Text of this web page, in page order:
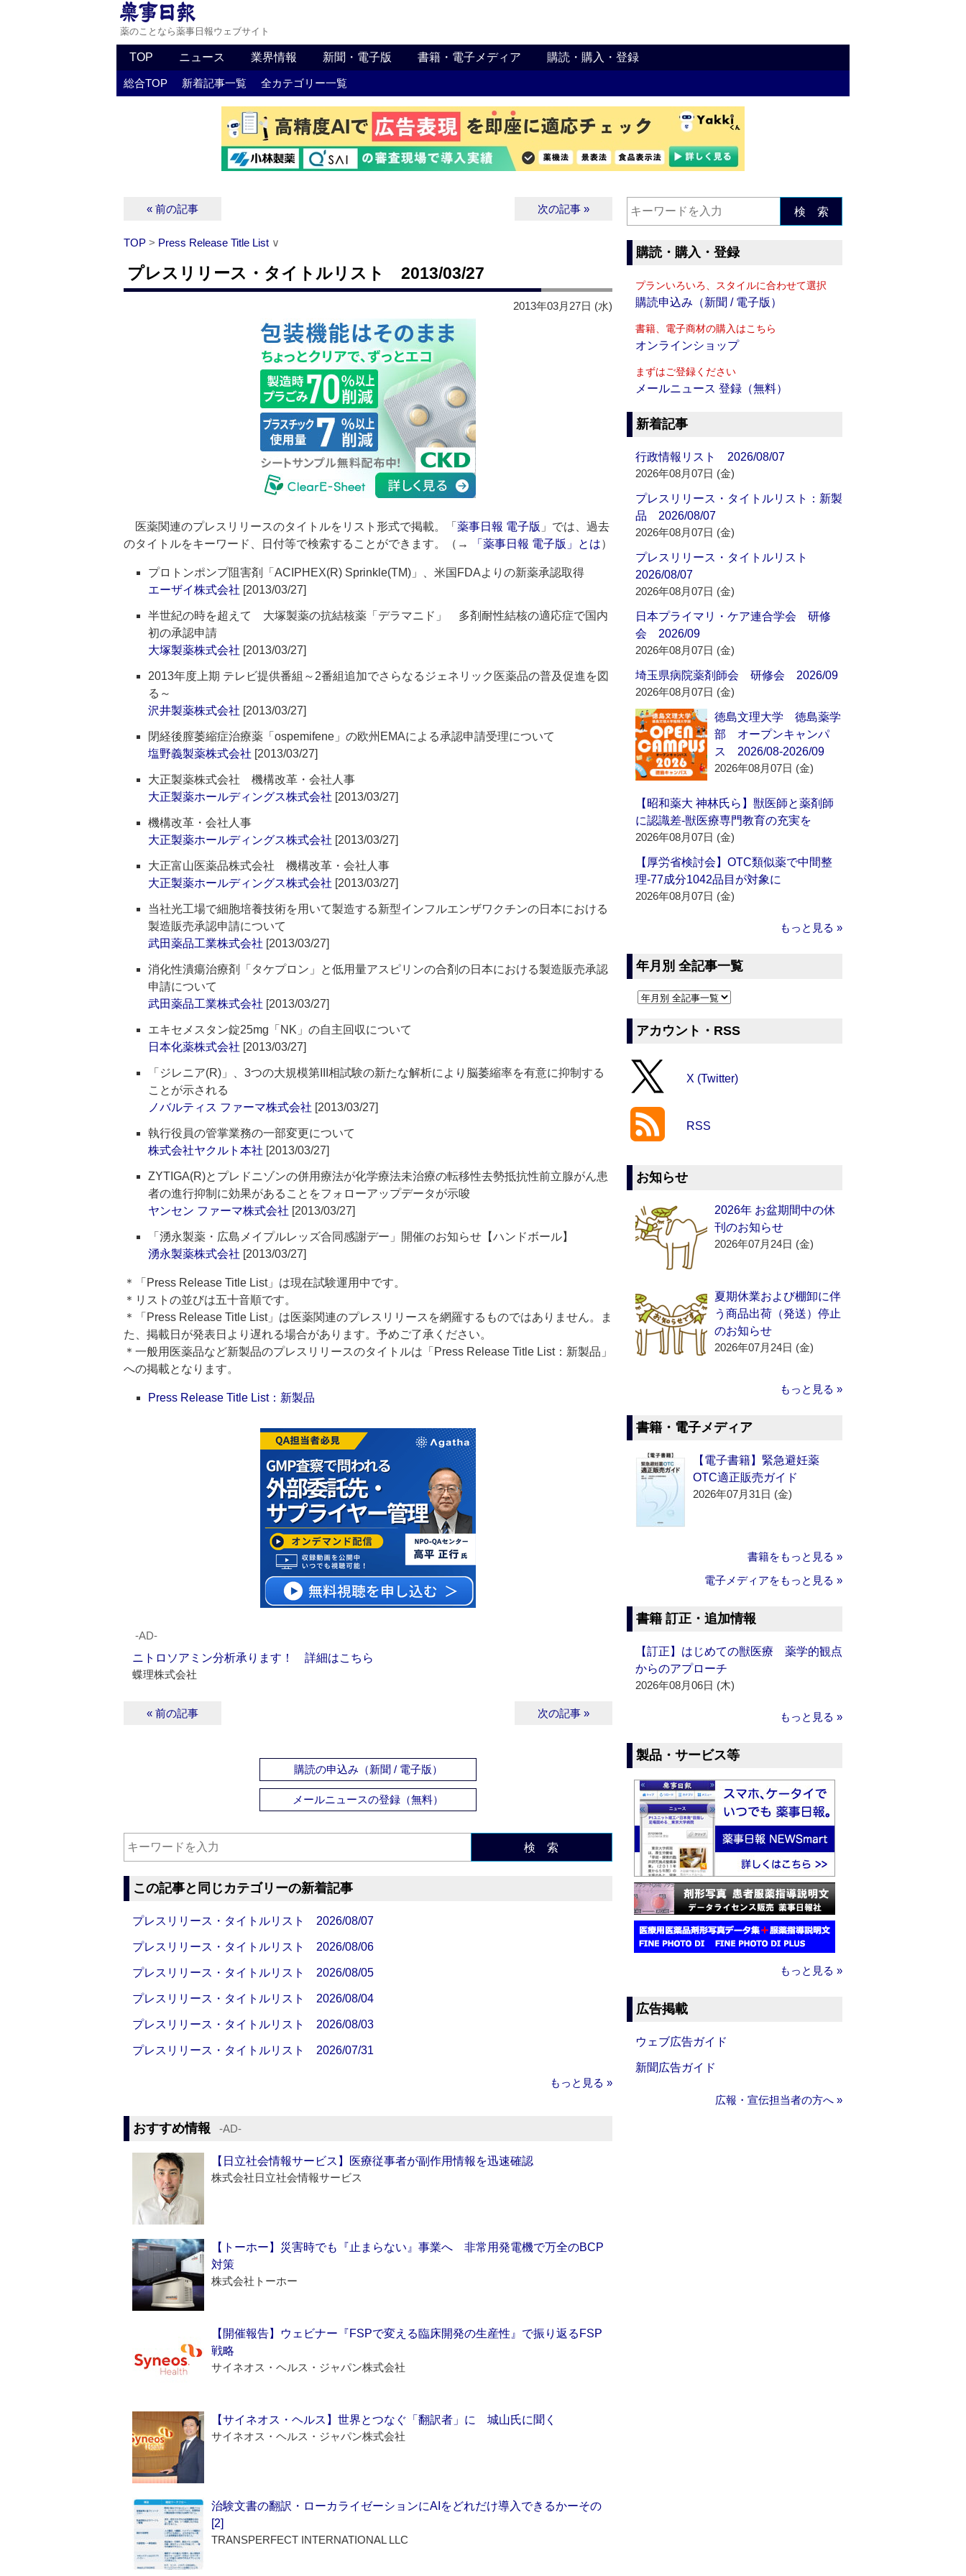
薬のことなら薬事日報ウェブサイト
TOP ニュース 業界情報 新聞・電子版 書籍・電子メディア 購読・購入・登録
総合TOP 新着記事一覧 全カテゴリー一覧
« 前の記事 次の記事 »
TOP > Press Release Title List ∨
プレスリリース・タイトルリスト 2013/03/27
2013年03月27日 (水)
医薬関連のプレスリリースのタイトルをリスト形式で掲載。「 薬事日報 電子版 」では、過去
のタイトルをキーワード、日付等で検索することができます。（→
「薬事日報 電子版」とは）
プロトンポンプ阻害剤「ACIPHEX(R) Sprinkle(TM)」、米国FDAよりの新薬承認取得
エーザイ株式会社 [2013/03/27]
半世紀の時を超えて 大塚製薬の抗結核薬「デラマニド」 多剤耐性結核の適応症で国内
初の承認申請
大塚製薬株式会社 [2013/03/27]
2013年度上期 テレビ提供番組～2番組追加でさらなるジェネリック医薬品の普及促進を図
る～
沢井製薬株式会社 [2013/03/27]
閉経後膣萎縮症治療薬「ospemifene」の欧州EMAによる承認申請受理について
塩野義製薬株式会社 [2013/03/27]
大正製薬株式会社 機構改革・会社人事
大正製薬ホールディングス株式会社 [2013/03/27]
機構改革・会社人事
大正製薬ホールディングス株式会社 [2013/03/27]
大正富山医薬品株式会社 機構改革・会社人事
大正製薬ホールディングス株式会社 [2013/03/27]
当社光工場で細胞培養技術を用いて製造する新型インフルエンザワクチンの日本における
製造販売承認申請について
武田薬品工業株式会社 [2013/03/27]
消化性潰瘍治療剤「タケプロン」と低用量アスピリンの合剤の日本における製造販売承認
申請について
武田薬品工業株式会社 [2013/03/27]
エキセメスタン錠25mg「NK」の自主回収について
日本化薬株式会社 [2013/03/27]
「ジレニア(R)」、3つの大規模第III相試験の新たな解析により脳萎縮率を有意に抑制する
ことが示される
ノバルティス ファーマ株式会社 [2013/03/27]
執行役員の管掌業務の一部変更について
株式会社ヤクルト本社 [2013/03/27]
ZYTIGA(R)とプレドニゾンの併用療法が化学療法未治療の転移性去勢抵抗性前立腺がん患
者の進行抑制に効果があることをフォローアップデータが示唆
ヤンセン ファーマ株式会社 [2013/03/27]
「湧永製薬・広島メイプルレッズ合同感謝デー」開催のお知らせ【ハンドボール】
湧永製薬株式会社 [2013/03/27]
＊「Press Release Title List」は現在試験運用中です。
＊リストの並びは五十音順です。
＊「Press Release Title List」は医薬関連のプレスリリースを網羅するものではありません。ま
た、掲載日が発表日より遅れる場合があります。予めご了承ください。
＊一般用医薬品など新製品のプレスリリースのタイトルは「Press Release Title List：新製品」
への掲載となります。
Press Release Title List：新製品
‐AD‐
ニトロソアミン分析承ります！ 詳細はこちら
蝶理株式会社
« 前の記事 次の記事 »
購読の申込み（新聞 / 電子版）
メールニュースの登録（無料）
検 索
この記事と同じカテゴリーの新着記事
プレスリリース・タイトルリスト 2026/08/07
プレスリリース・タイトルリスト 2026/08/06
プレスリリース・タイトルリスト 2026/08/05
プレスリリース・タイトルリスト 2026/08/04
プレスリリース・タイトルリスト 2026/08/03
プレスリリース・タイトルリスト 2026/07/31
もっと見る »
おすすめ情報 ‐AD‐
【日立社会情報サービス】医療従事者が副作用情報を迅速確認
株式会社日立社会情報サービス
【トーホー】災害時でも『止まらない』事業へ 非常用発電機で万全のBCP
対策
株式会社トーホー
【開催報告】ウェビナー『FSPで変える臨床開発の生産性』で振り返るFSP
戦略
サイネオス・ヘルス・ジャパン株式会社
【サイネオス・ヘルス】世界とつなぐ「翻訳者」に 城山氏に聞く
サイネオス・ヘルス・ジャパン株式会社
治験文書の翻訳・ローカライゼーションにAIをどれだけ導入できるかーその
[2]
TRANSPERFECT INTERNATIONAL LLC
検 索
購読・購入・登録
プランいろいろ、スタイルに合わせて選択
購読申込み（新聞 / 電子版）
書籍、電子商材の購入はこちら
オンラインショップ
まずはご登録ください
メールニュース 登録（無料）
新着記事
行政情報リスト 2026/08/07
2026年08月07日 (金)
プレスリリース・タイトルリスト：新製
品 2026/08/07
2026年08月07日 (金)
プレスリリース・タイトルリスト
2026/08/07
2026年08月07日 (金)
日本プライマリ・ケア連合学会 研修
会 2026/09
2026年08月07日 (金)
埼玉県病院薬剤師会 研修会 2026/09
2026年08月07日 (金)
徳島文理大学 徳島薬学
部 オープンキャンパ
ス 2026/08-2026/09
2026年08月07日 (金)
【昭和薬大 神林氏ら】獣医師と薬剤師
に認識差‐獣医療専門教育の充実を
2026年08月07日 (金)
【厚労省検討会】OTC類似薬で中間整
理‐77成分1042品目が対象に
2026年08月07日 (金)
もっと見る »
年月別 全記事一覧
アカウント・RSS
X (Twitter)
RSS
お知らせ
2026年 お盆期間中の休
刊のお知らせ
2026年07月24日 (金)
夏期休業および棚卸に伴
う商品出荷（発送）停止
のお知らせ
2026年07月24日 (金)
もっと見る »
書籍・電子メディア
【電子書籍】緊急避妊薬
OTC適正販売ガイド
2026年07月31日 (金)
書籍をもっと見る »
電子メディアをもっと見る »
書籍 訂正・追加情報
【訂正】はじめての獣医療 薬学的観点
からのアプローチ
2026年08月06日 (木)
もっと見る »
製品・サービス等
もっと見る »
広告掲載
ウェブ広告ガイド
新聞広告ガイド
広報・宣伝担当者の方へ »